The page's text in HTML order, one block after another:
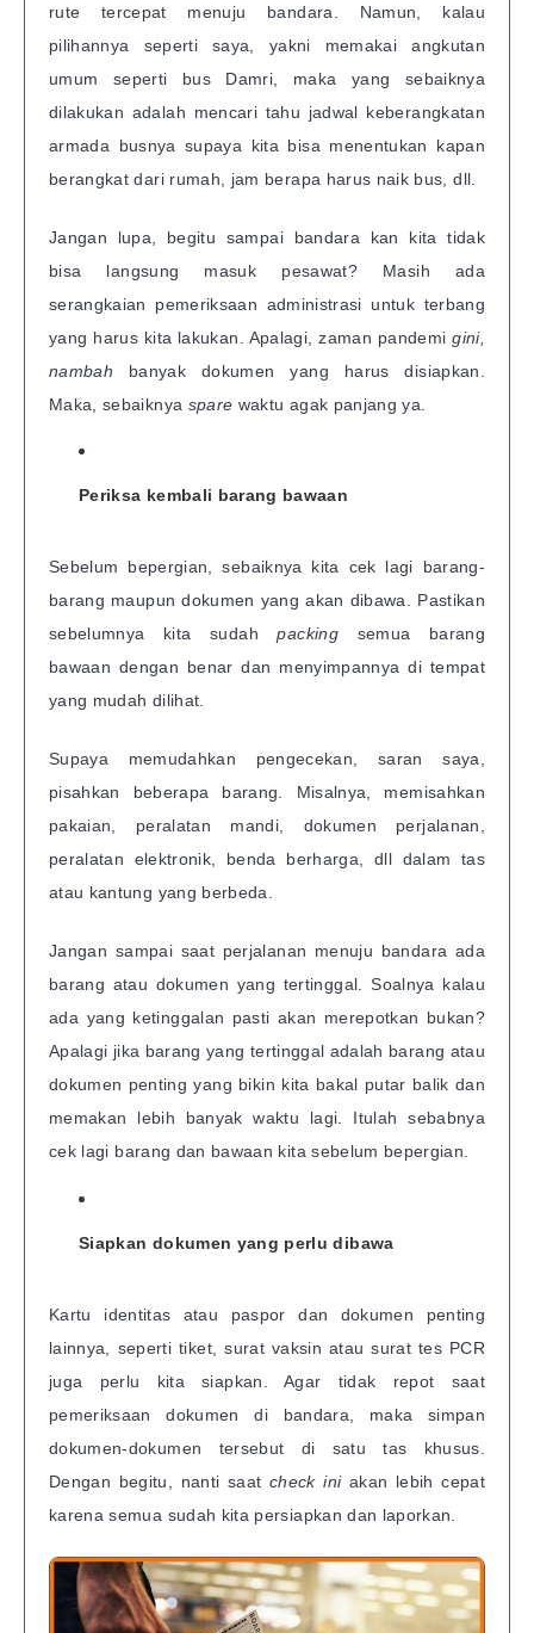
rute tercepat menuju bandara. Namun, kalau
pilihannya seperti saya, yakni memakai angkutan
umum seperti bus Damri, maka yang sebaiknya
dilakukan adalah mencari tahu jadwal keberangkatan
armada busnya supaya kita bisa menentukan kapan
berangkat dari rumah, jam berapa harus naik bus, dll.
Jangan lupa, begitu sampai bandara kan kita tidak
bisa langsung masuk pesawat? Masih ada
serangkaian pemeriksaan administrasi untuk terbang
yang harus kita lakukan. Apalagi, zaman pandemigini,
nambah banyak dokumen yang harus disiapkan.
Maka, sebaiknya spare waktu agak panjang ya.
Periksa kembali barang bawaan
Sebelum bepergian, sebaiknya kita cek lagi barang-
barang maupun dokumen yang akan dibawa. Pastikan
sebelumnya kita sudahpacking semua barang
bawaan dengan benar dan menyimpannya di tempat
yang mudah dilihat.
Supaya memudahkan pengecekan, saran saya,
pisahkan beberapa barang. Misalnya, memisahkan
pakaian, peralatan mandi, dokumen perjalanan,
peralatan elektronik, benda berharga, dll dalam tas
atau kantung yang berbeda.
Jangan sampai saat perjalanan menuju bandara ada
barang atau dokumen yang tertinggal. Soalnya kalau
ada yang ketinggalan pasti akan merepotkan bukan?
Apalagi jika barang yang tertinggal adalah barang atau
dokumen penting yang bikin kita bakal putar balik dan
memakan lebih banyak waktu lagi. Itulah sebabnya
cek lagi barang dan bawaan kita sebelum bepergian.
Siapkan dokumen yang perlu dibawa
Kartu identitas atau paspor dan dokumen penting
lainnya, seperti tiket, surat vaksin atau surat tes PCR
juga perlu kita siapkan. Agar tidak repot saat
pemeriksaan dokumen di bandara, maka simpan
dokumen-dokumen tersebut di satu tas khusus.
Dengan begitu, nanti saat check iniakan lebih cepat
karena semua sudah kita persiapkan dan laporkan.